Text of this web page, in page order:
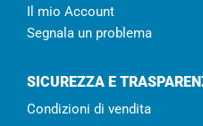
Il mio Account
Segnala un problema
SICUREZZA E
Condizioni di vendita